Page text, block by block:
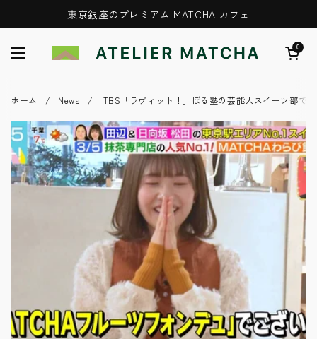
コンテンツへスキップ東京銀座のプレミアム MATCHA カフェ
メニューを開く
カートを開
0
ホーム / News / TBS「ラヴィット！」ぼる塾の芸能人スイーツ部で